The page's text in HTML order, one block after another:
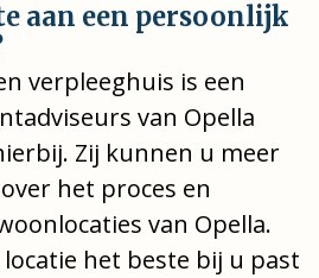
aan een persoonlijk
verpleeghuis is een
van Opella
Zij kunnen u meer
het proces en
van Opella.
het beste bij u past